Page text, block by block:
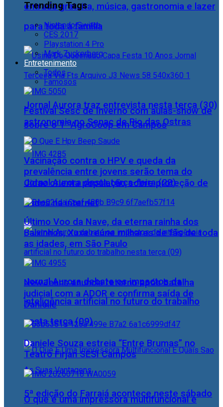
entrada gratuita, música, gastronomia e lazer
para toda a família
Jornal Aurora traz entrevista nesta terça (30)
sobre o 1° AgroCoop em Campos
Cidac orienta população sobre proteção de
dados na internet
Jornal Aurora debate os impactos da
inteligência artificial no futuro do trabalho
nesta terça (09)
O que é uma impressora multifuncional e
Trending Tags
Nintendo Switch
CES 2017
Playstation 4 Pro
Mark Zuckerberg
Entretenimento
Todos
Famosos
Festival Sesc de Inverno com aulas-show de
astronomia no Senac de Rio das Ostras
Vacinação contra o HPV e queda da
prevalência entre jovens serão tema do
Jornal Aurora desta terça-feira (28)
Último Voo da Nave, da eterna rainha dos
Baixinhos, Xuxa reúne milhares de fãs de toda
as idades, em São Paulo
NewJeans anuncia retorno após batalha
judicial com a ADOR e confirma saída de
Danielle
Daniele Souza estreia “Entre Brumas” no
Teatro Firjan SESI Campos
5ª edição do Farraiá acontece neste sábado